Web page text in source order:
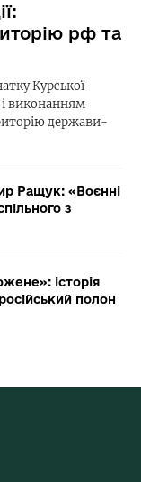
рф та
Курської
і виконанням
держави-
Ращук: «Воєнні
з
історія
полон